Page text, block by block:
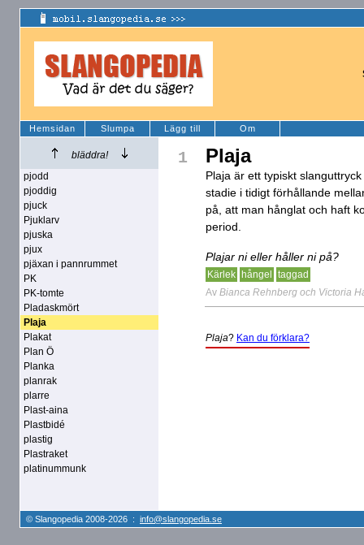
Hemsidan Slumpa Lägg till Om
bläddra!
pjodd
pjoddig
pjuck
Pjuklarv
pjuska
pjux
pjäxan i pannrummet
PK
PK-tomte
Pladaskmört
Plaja
Plakat
Plan Ö
Planka
planrak
plarre
Plast-aina
Plastbidé
plastig
Plastraket
platinummunk
1 Plaja
Plaja är ett typiskt
stadie i tidigt förhållande
på, att man hånglat och haft
period.
Plajar ni eller håller ni på?
Kärlek hångel
taggad
Av Bianca Rehnberg och Victoria
Plaja? Kan du förklara?
© Slangopedia 2008-2026 : info@slangopedia.se